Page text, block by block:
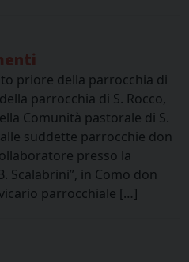
priore della parrocchia di
parrocchia di S. Rocco,
Comunità pastorale di S.
suddette parrocchie don
presso la
Scalabrini”, in Como don
parrocchiale […]